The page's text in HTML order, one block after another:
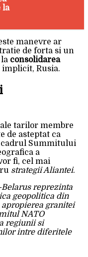
la
manevre ar
de forta si un
consolidarea
Rusia.
tarilor membre
de asteptat ca
cadrul Summitului
a
fi, cel mai
strategii Aliantei.
reprezinta
geopolitica din
apropierea granitei
NATO
regiunii si
intre diferitele